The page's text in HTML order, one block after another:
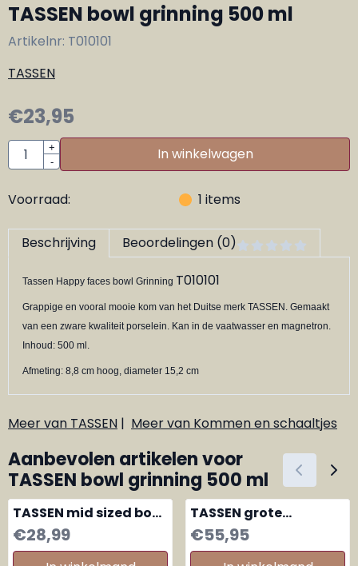
TASSEN bowl grinning 500 ml
Artikelnr: T010101
TASSEN
€23,95
Aantal
+
-
In winkelwagen
Voorraad: 1 items
Beschrijving Beoordelingen (0)
Tassen Happy faces bowl Grinning T010101
Grappige en vooral mooie kom van het Duitse merk TASSEN. Gemaakt
van een zware kwaliteit porselein. Kan in de vaatwasser en magnetron.
Inhoud: 500 ml.
Afmeting: 8,8 cm hoog, diameter 15,2 cm
Meer van TASSEN | Meer van Kommen en schaaltjes
Aanbevolen artikelen voor
TASSEN bowl grinning 500 ml
TASSEN mid sized bowl
set Laughing and
Winking, 200ml set
van 2
Prijs: 28,99
€28,99
TASSEN grote
voorraad pot
Charming 1700ml
Prijs: 55,95
€55,95